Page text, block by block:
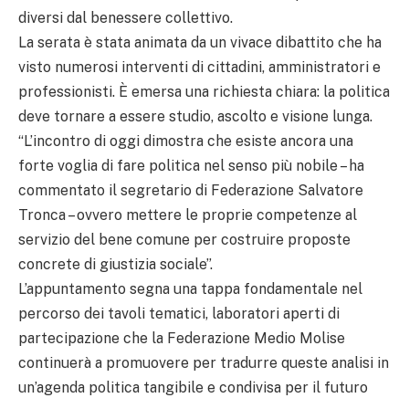
diversi dal benessere collettivo.
La serata è stata animata da un vivace dibattito che ha
visto numerosi interventi di cittadini, amministratori e
professionisti. È emersa una richiesta chiara: la politica
deve tornare a essere studio, ascolto e visione lunga.
“L’incontro di oggi dimostra che esiste ancora una
forte voglia di fare politica nel senso più nobile – ha
commentato il segretario di Federazione Salvatore
Tronca – ovvero mettere le proprie competenze al
servizio del bene comune per costruire proposte
concrete di giustizia sociale”.
L’appuntamento segna una tappa fondamentale nel
percorso dei tavoli tematici, laboratori aperti di
partecipazione che la Federazione Medio Molise
continuerà a promuovere per tradurre queste analisi in
un’agenda politica tangibile e condivisa per il futuro